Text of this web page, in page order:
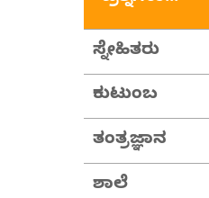
ಸ್ನೇಹಿತರು
ಕುಟುಂಬ
ತಂತ್ರಜ್ಞಾನ
ಶಾಲೆ